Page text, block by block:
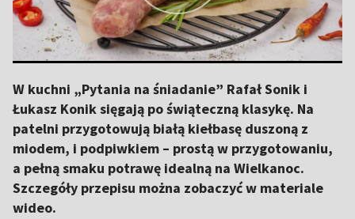
W kuchni „Pytania na śniadanie” Rafał Sonik i
Łukasz Konik sięgają po świąteczną klasykę. Na
patelni przygotowują białą kiełbasę duszoną z
miodem, i podpiwkiem – prostą w przygotowaniu,
a pełną smaku potrawę idealną na Wielkanoc.
Szczegóły przepisu można zobaczyć w materiale
wideo.